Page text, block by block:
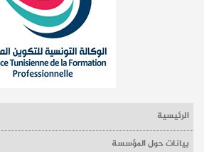
الرئيسية
بيانات حول المؤسسة